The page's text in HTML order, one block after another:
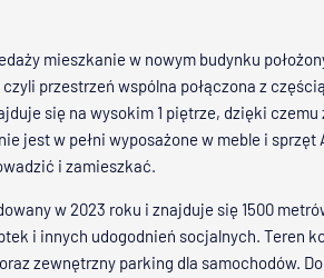
mieszkanie w nowym budynku
czyli przestrzeń wspólna połączona z
się na wysokim 1 piętrze, dzięki
jest w pełni wyposażone w meble i
i zamieszkać.
w 2023 roku i znajduje się 1500
i innych udogodnień socjalnych. Teren
zewnętrzny parking dla samochodów.